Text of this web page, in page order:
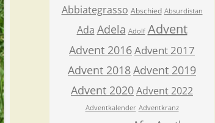
Abbiategrasso Abschied Absurdistan
Ada Adela Adolf Advent
Advent 2016Advent 2017
Advent 2018Advent 2019
Advent 2020Advent 2022
Adventkalender Adventkranz